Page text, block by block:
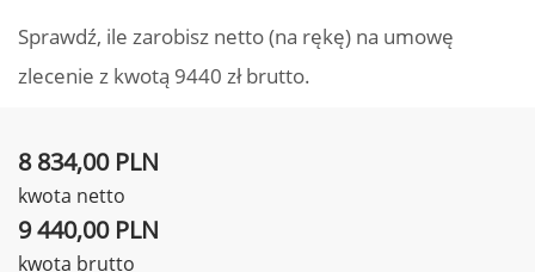
Sprawdź, ile zarobisz netto (na rękę) na umowę
zlecenie z kwotą 9440 zł brutto.
8 834,00 PLN
kwota netto
9 440,00 PLN
kwota brutto